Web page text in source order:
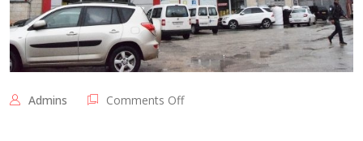
Admins Comments Offon